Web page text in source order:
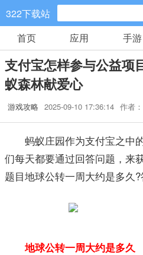
322下载站
手游分类
卡牌回合
648款手游
休闲益
棋牌游戏
0款手游
飞行射
38款
策略塔防
体育竞
首页 应用 手游
支付宝怎样参与公益项
蚁森林献爱心
游戏攻略 2025-09-10 17:36:14 作者：
蚂蚁庄园作为支付宝之中
们每天都要通过回答问题，来
题目地球公转一周大约是多久
地球公转一周大约是多久